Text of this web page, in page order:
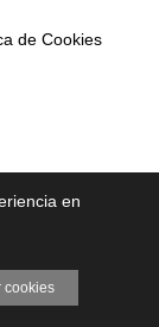
de Cookies
en
cookies